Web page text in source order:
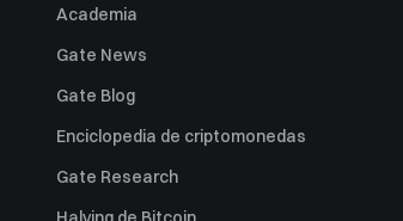
Academia
Gate News
Gate Blog
Enciclopedia de criptomonedas
Gate Research